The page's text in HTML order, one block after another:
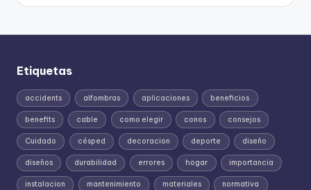
Etiquetas
accidents alfombras aplicaciones beneficios
benefits cable como elegir conos consejos
Cuidado césped decoracion deporte diseño
diseños durabilidad errores hogar importancia
instalacion mantenimiento materiales normativa